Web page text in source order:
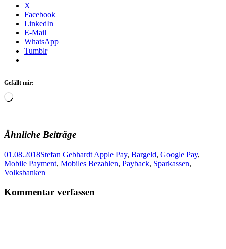
X
Facebook
LinkedIn
E-Mail
WhatsApp
Tumblr
Gefällt mir:
Wird
Ähnliche Beiträge
01.08.2018Stefan Gebhardt Apple Pay, Bargeld, Google Pay,
Mobile Payment, Mobiles Bezahlen, Payback, Sparkassen,
Volksbanken
Navigation
Kommentar verfassen